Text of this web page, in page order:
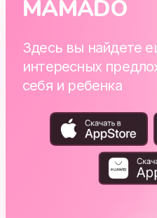
MAMADO
Здесь вы найдете
интересных
себя и ребенка